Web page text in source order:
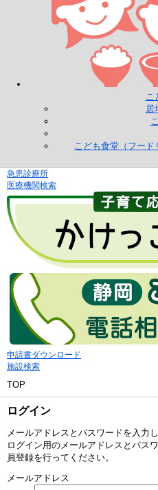
こ
居
こども食堂（フード
急患診療所
医療機関検索
申請書ダウンロード
施設検索
TOP
ログイン
メールアドレスとパスワードを入力
ログイン用のメールアドレスとパス
員登録を行ってください。
メールアドレス